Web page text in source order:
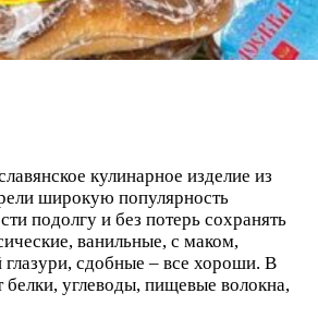
кулинарное изделие из
широкую популярность
подолгу и без потерь сохранять
ванильные, с маком,
глазури, сдобные – все хороши. В
белки, углеводы, пищевые волокна,